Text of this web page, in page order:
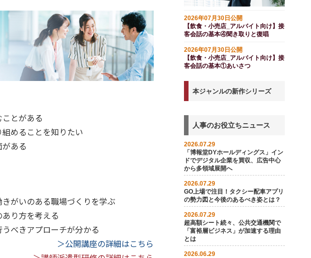
とがある
めることを知りたい
ある
がいのある職場づくりを学ぶ
り方を考える
べきアプローチが分かる
＞公開講座の詳細はこちら
2026年07月30日公開
【飲食・小売店_アルバイト向け】接
客会話の基本④聞き取りと復唱
2026年07月30日公開
【飲食・小売店_アルバイト向け】接
客会話の基本①あいさつ
本ジャンルの新作シリーズ
人事のお役立ちニュース
2026.07.29
「博報堂DYホールディングス」イン
ドでデジタル企業を買収、広告中心
から多領域展開へ
2026.07.29
GO上場で注目！タクシー配車アプリ
の勢力図と今後のあるべき姿とは？
2026.07.29
超高額シート続々、公共交通機関で
「富裕層ビジネス」が加速する理由
とは
2026.06.29